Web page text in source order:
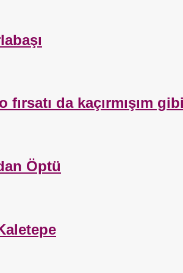
da kaçırmışım gibi
Öptü